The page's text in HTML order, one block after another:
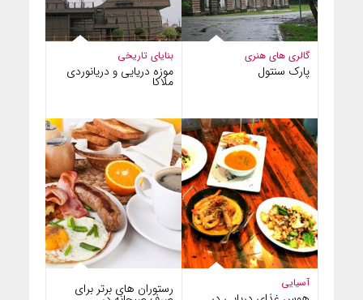
بنایای تاریخی
موزه دریایی و دریانوردی
ملاکا
گالری های هنری
پارک سنتول
رستوران های برتر برای آسیایی